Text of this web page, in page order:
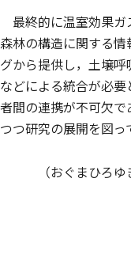
最終的に温室効果ガ
森林の構造に関する
グから提供し，土壌
などによる統合が必
者間の連携が不可欠
つつ研究の展開を図っ
（おぐまひろ